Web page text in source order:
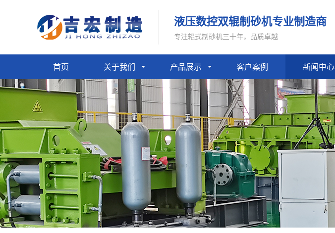
液压数控双辊制砂机专业制造商
专注辊式制砂机三十年，品质卓越
首页 关于我们 产品展示 客户案例 新闻中心